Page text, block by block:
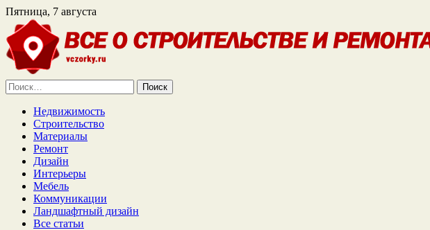
Пятница, 7 августа
Найти:
Недвижимость
Строительство
Материалы
Ремонт
Дизайн
Интерьеры
Мебель
Коммуникации
Ландшафтный дизайн
Все статьи